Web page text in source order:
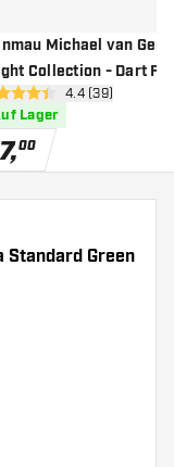
hinzufügen
Michael van
Collection - Dart
Bewertungssterne
4.4 (39)
Lager
7,00
Standard Green